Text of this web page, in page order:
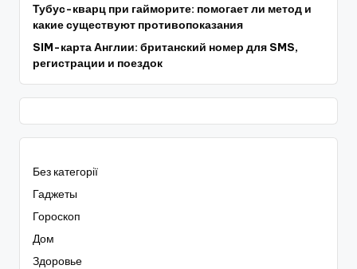
Тубус-кварц при гайморите: помогает ли метод и
какие существуют противопоказания
SIM-карта Англии: британский номер для SMS,
регистрации и поездок
Без категорії
Гаджеты
Гороскоп
Дом
Здоровье